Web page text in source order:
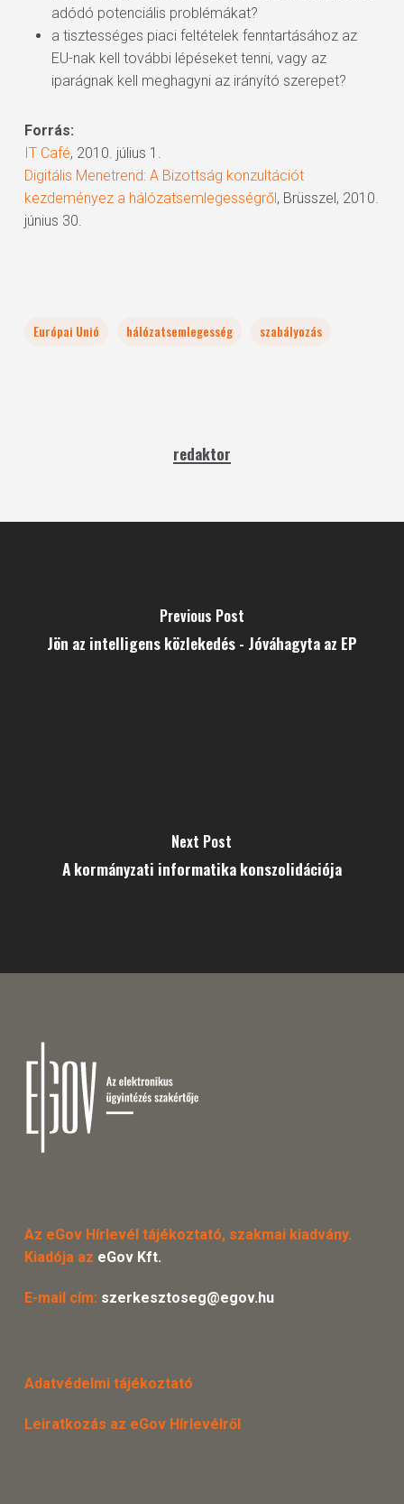
adódó potenciális problémákat?
a tisztességes piaci feltételek fenntartásához az
EU-nak kell további lépéseket tenni, vagy az
iparágnak kell meghagyni az irányító szerepet?
Forrás:
IT Café, 2010. július 1.
Digitális Menetrend: A Bizottság konzultációt
kezdeményez a hálózatsemlegességről, Brüsszel, 2010.
június 30.
Európai Unió hálózatsemlegesség szabályozás
redaktor
Previous Post
Jön az intelligens közlekedés - Jóváhagyta az EP
Next Post
A kormányzati informatika konszolidációja
Az eGov Hírlevél tájékoztató, szakmai kiadvány.
Kiadója az eGov Kft.
E-mail cím: szerkesztoseg@egov.hu
Adatvédelmi tájékoztató
Leiratkozás az eGov Hírlevélről